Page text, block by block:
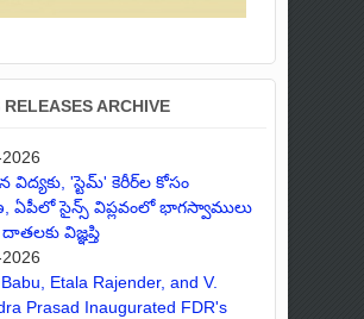
RELEASES ARCHIVE
'స్టెమ్' కెరీర్‌ల కోసం
ఏపీలో సైన్స్ విప్లవంలో భాగస్వాములు
విజ్ఞప్తి
Etala Rajender, and V.
Prasad Inaugurated FDR's